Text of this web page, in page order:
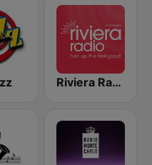
Riviera Radio